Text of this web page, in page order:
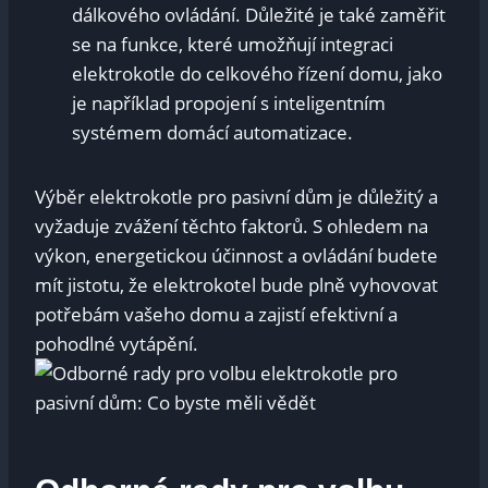
dálkového ovládání. Důležité je také zaměřit
se na funkce, které umožňují integraci
elektrokotle do celkového řízení domu, jako
je například propojení s inteligentním
systémem domácí automatizace.
Výběr elektrokotle pro pasivní dům je důležitý a
vyžaduje zvážení těchto faktorů. S ohledem na
výkon, energetickou účinnost a ovládání budete
mít jistotu, že elektrokotel bude plně vyhovovat
potřebám vašeho domu a zajistí efektivní a
pohodlné vytápění.